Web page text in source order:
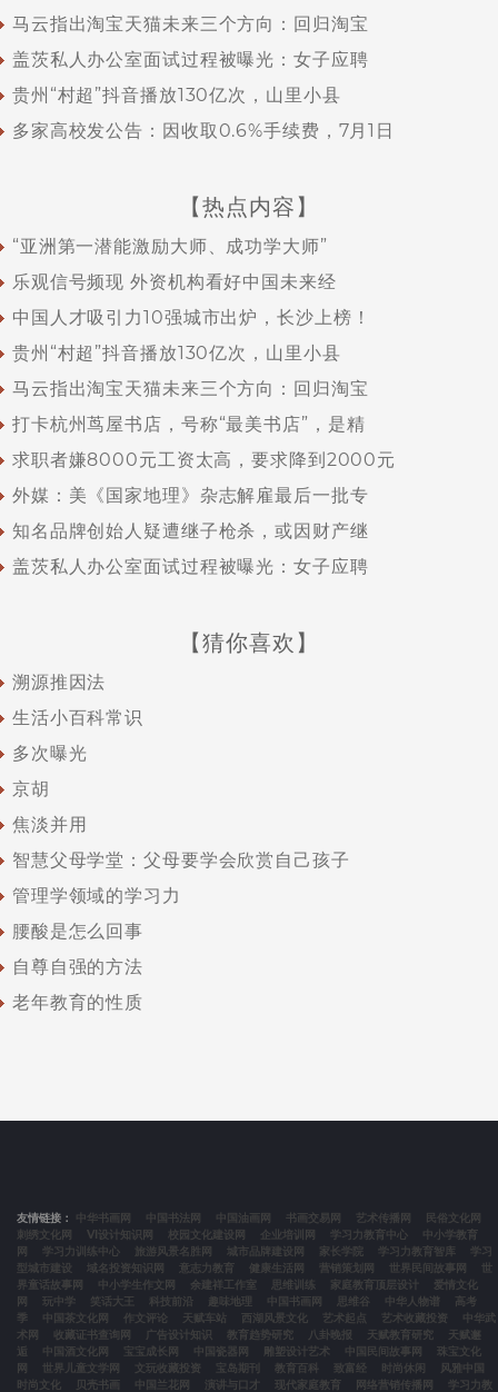
马云指出淘宝天猫未来三个方向：回归淘宝
盖茨私人办公室面试过程被曝光：女子应聘
贵州“村超”抖音播放130亿次，山里小县
多家高校发公告：因收取0.6%手续费，7月1日
【热点内容】
“亚洲第一潜能激励大师、成功学大师”
乐观信号频现 外资机构看好中国未来经
中国人才吸引力10强城市出炉，长沙上榜！
贵州“村超”抖音播放130亿次，山里小县
马云指出淘宝天猫未来三个方向：回归淘宝
打卡杭州茑屋书店，号称“最美书店”，是精
求职者嫌8000元工资太高，要求降到2000元
外媒：美《国家地理》杂志解雇最后一批专
知名品牌创始人疑遭继子枪杀，或因财产继
盖茨私人办公室面试过程被曝光：女子应聘
【猜你喜欢】
溯源推因法
生活小百科常识
多次曝光
京胡
焦淡并用
智慧父母学堂：父母要学会欣赏自己孩子
管理学领域的学习力
腰酸是怎么回事
自尊自强的方法
老年教育的性质
友情链接： 中华书画网 中国书法网 中国油画网 书画交易网 艺术传播网
民俗文化网
刺绣文化网
VI设计知识网 校园文化建设网 企业培训网 学习力教育中心
中小学教育
网
学习力训练中心 旅游风景名胜网 城市品牌建设网 家长学院 学习力教育智库
学习
型城市建设
域名投资知识网 意志力教育 健康生活网 营销策划网 世界民间故事网
世
界童话故事网
中小学生作文网 余建祥工作室 思维训练 家庭教育顶层设计
爱情文化
网
玩中学 笑话大王 科技前沿 趣味地理 中国书画网 思维谷 中华人物谱
高考
季
中国茶文化网 作文评论 天赋车站 西湖风景文化 艺术起点 艺术收藏投资
中华武
术网
收藏证书查询网 广告设计知识 教育趋势研究 八卦晚报 天赋教育研究
天赋邂
逅
中国酒文化网 宝宝成长网 中国瓷器网 雕塑设计艺术 中国民间故事网
珠宝文化
网
世界儿童文学网 文玩收藏投资 宝岛期刊 教育百科 致富经 时尚休闲
风雅中国
时尚文化
贝壳书画 中国兰花网 演讲与口才 现代家庭教育 网络营销传播网 学习力教